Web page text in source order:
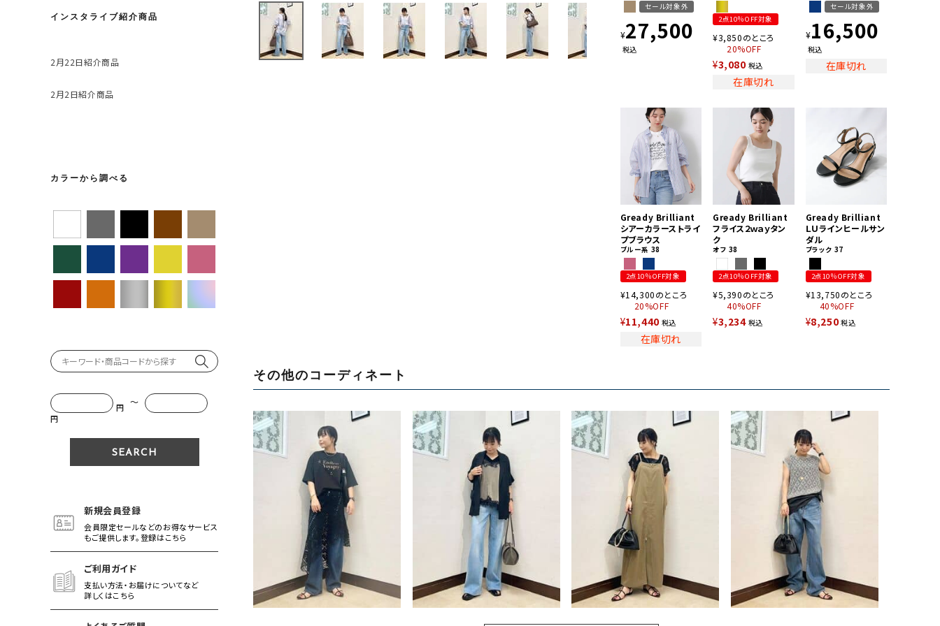
インスタライブ紹介商品
2月22日紹介商品
2月2日紹介商品
カラーから調べる
円 ～
円
新規会員登録
会員限定セールなどのお得なサービス
もご提供します。登録はこちら
ご利用ガイド
支払い方法・お届けについてなど
詳しくはこちら
セール対象外
¥27,500
税込
2点10％OFF対象
¥3,850のところ
20%OFF
¥3,080 税込
在庫切れ
セール対象外
¥16,500
税込
在庫切れ
Gready Brilliant
シアーカラーストライ
プブラウス
ブルー系 38
2点10％OFF対象
¥14,300のところ
20%OFF
¥11,440 税込
在庫切れ
Gready Brilliant
フライス２ｗａｙタン
ク
オフ 38
2点10％OFF対象
¥5,390のところ
40%OFF
¥3,234 税込
Gready Brilliant
ＬＵラインヒールサン
ダル
ブラック 37
2点10％OFF対象
¥13,750のところ
40%OFF
¥8,250 税込
その他のコーディネート